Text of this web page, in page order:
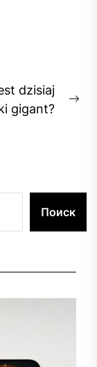
dzisiaj
gigant?
Поиск